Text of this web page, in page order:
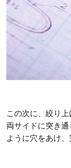
この次に、絞り
両サイドに突き
ように穴をあけ、